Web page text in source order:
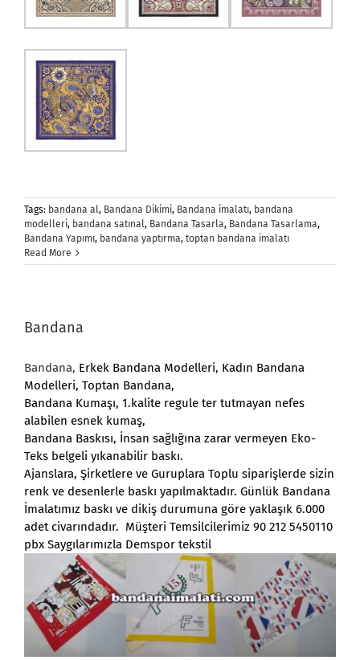
Tags: bandana al, Bandana Dikimi, Bandana imalatı, bandana
modelleri, bandana satınal, Bandana Tasarla, Bandana Tasarlama,
Bandana Yapımı, bandana yaptırma, toptan bandana imalatı
Read More
Bandana
Bandana, Erkek Bandana Modelleri, Kadın Bandana
Modelleri, Toptan Bandana,
Bandana Kumaşı, 1.kalite regule ter tutmayan nefes
alabilen esnek kumaş,
Bandana Baskısı, İnsan sağlığına zarar vermeyen Eko-
Teks belgeli yıkanabilir baskı.
Ajanslara, Şirketlere ve Guruplara Toplu siparişlerde sizin
renk ve desenlerle baskı yapılmaktadır. Günlük Bandana
İmalatımız baskı ve dikiş durumuna göre yaklaşık 6.000
adet civarındadır. Müşteri Temsilcilerimiz 90 212 5450110
pbx Saygılarımızla Demspor tekstil